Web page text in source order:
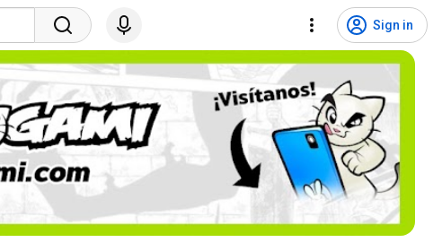
Sign in